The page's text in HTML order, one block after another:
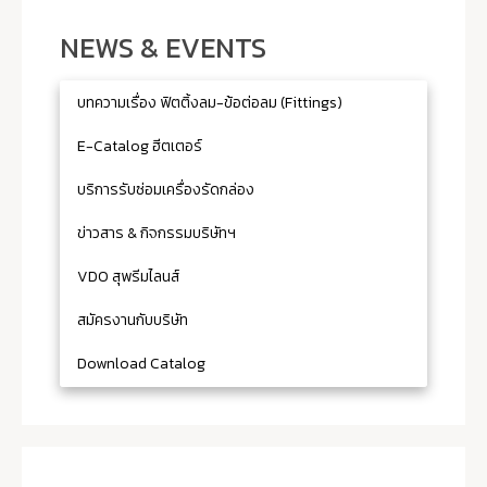
NEWS & EVENTS
บทความเรื่อง ฟิตติ้งลม-ข้อต่อลม (Fittings)
E-Catalog ฮีตเตอร์
บริการรับซ่อมเครื่องรัดกล่อง
ข่าวสาร & กิจกรรมบริษัทฯ
VDO สุพรีมไลนส์
สมัครงานกับบริษัท
Download Catalog